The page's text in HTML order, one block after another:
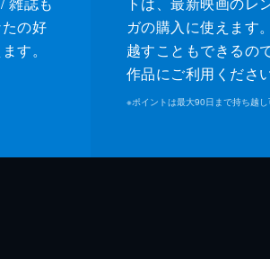
の好
す。
ガの購入に使えます
越すこともできるの
作品にご利用ください
※ポイントは最大90日まで持ち越し